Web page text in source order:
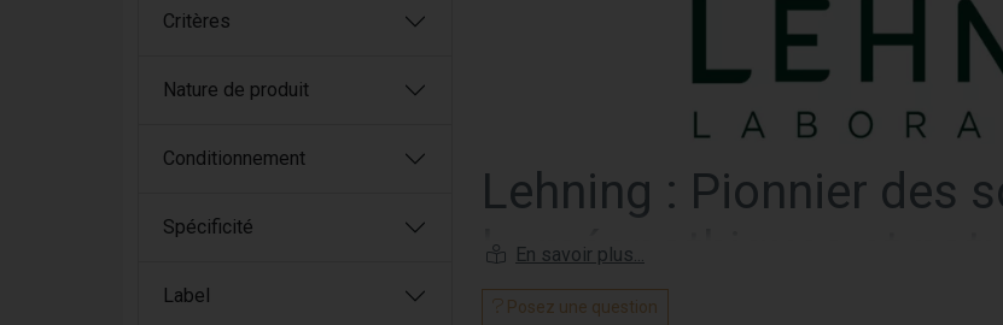
Lehning : Pionnier des
homéopathiques et
Lehning , une marque française de renommée, est un acteur
Posez une question
Critères
Nature de produit
Conditionnement
Spécificité
Label